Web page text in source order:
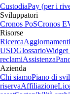
CustodiaPay (per i
Sviluppatori
Cronos PoSCronos
Risorse
Ricerca
USDGlossarioWidget
reclamiAssistenza
Azienda
Chi siamoPiano di
riservaAffiliazione